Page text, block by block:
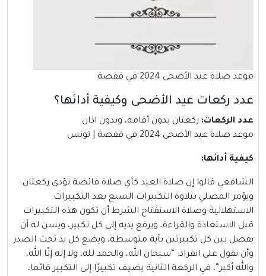
موعد صلاة عيد الأضحى 2024 في قفصة
عدد ركعات عيد الأضحى وكيفية أدائها؟
عدد الركعات: ركعتان بدون أقامه، وبدون اذان
موعد صلاة عيد الأضحى 2024 في قفصة | تونس
كيفية أدائها:
الشافعي قالوا إن صلاة العيد كأي صلاة فائضة تؤدى ركعتان
ويؤمر المصلي بتلاوة التكبيرات السبع بعد التكبيرات
الاستهلالية وصلاة الاستفتاح الشرط أن تكون هذه التكبيرات
قبل الاستعاذة والقراءة، ويرفع يديه إلى كل تكبير، ويسن له أن
يفصل بين كل تكبيرتين بآية متوسطة، ويضع كل يد تحت الصدر
وأن نقول على انفراد: “سبحان الله، والحمد لله، ولا إله إلّا الله،
والله أكبر”، في الركعة الثانية يضيف تكبيرًا إلى التكبير قائما،